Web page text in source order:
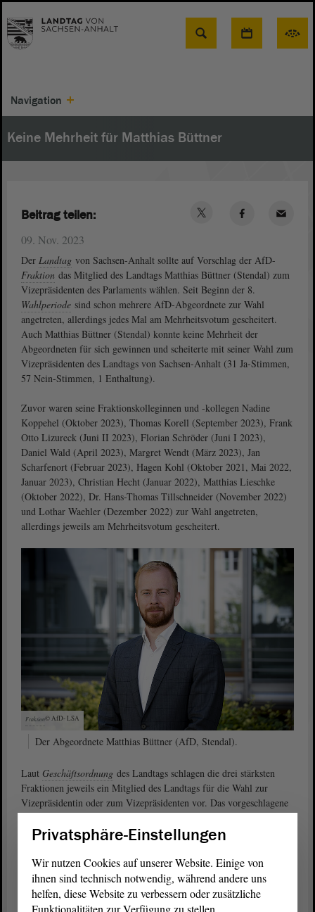
Suche
Navigation
Keine Mehrheit für Matthias Büttner
09. Nov. 2023
Der Landtag von Sachsen-Anhalt sollte auf Vorschlag der AfD-
Fraktion das Mitglied des Landtags Matthias Büttner (Stendal) zum
Vizepräsidenten des Parlaments wählen. Seit Beginn der 8.
Wahlperiode sind schon mehrere AfD-Abgeordnete zur Wahl
angetreten, allerdings jedes Mal am Mehrheitsvotum gescheitert.
Auch Matthias Büttner (Stendal) konnte keine Mehrheit der
Abgeordneten für sich gewinnen und scheiterte mit seiner Wahl zum
Vizepräsidenten des Landtags von Sachsen-Anhalt (31 Ja-Stimmen,
57 Nein-Stimmen, 1 Enthaltung).
Zuvor waren seine Fraktionskolleginnen und -kollegen Nadine
Koppehel (Oktober 2023), Thomas Korell (September 2023), Frank
Otto Lizureck (Juni II 2023), Florian Schröder (Juni I 2023),
Daniel Wald (April 2023), Margret Wendt (März 2023), Jan
Scharfenort (Februar 2023), Hagen Kohl (Oktober 2021, Mai 2022,
Januar 2023), Christian Hecht (Januar 2022), Matthias Lieschke
(Oktober 2022), Dr. Hans-Thomas Tillschneider (November 2022)
und Lothar Waehler (Dezember 2022) zur Wahl angetreten,
allerdings jeweils am Mehrheitsvotum gescheitert.
© AfD-
Fraktion LSA
Der Abgeordnete Matthias Büttner (AfD, Stendal).
Laut Geschäftsordnung des Landtags schlagen die drei stärksten
Fraktionen jeweils ein Mitglied des Landtags für die Wahl zur
Vizepräsidentin oder zum Vizepräsidenten vor. Das vorgeschlagene
Mitglied des Landtags ist gewählt, wenn es die Mehrheit der
abgegebenen gültigen Stimmen erhält.
Antrag „Wahl Vizepräsident“ der AfD-Fraktion (PDF)
Beitrag teilen:
Privatsphäre-Einstellungen
Wir nutzen Cookies auf unserer Website. Einige von
ihnen sind technisch notwendig, während andere uns
helfen, diese Website zu verbessern oder zusätzliche
Funktionalitäten zur Verfügung zu stellen.